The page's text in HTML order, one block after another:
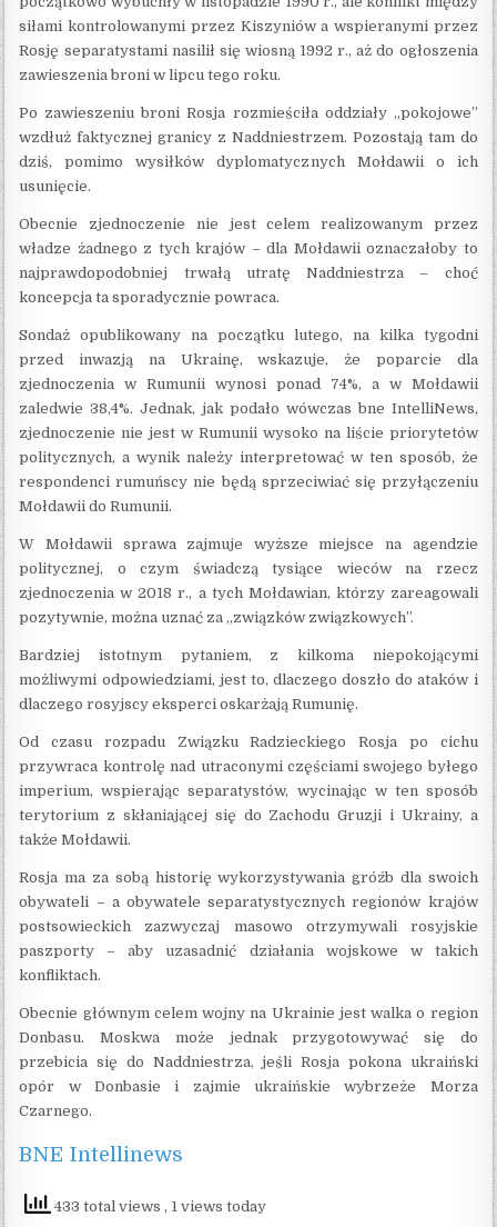
siłami kontrolowanymi przez Kiszyniów a wspieranymi przez
Rosję separatystami nasilił się wiosną 1992 r., aż do ogłoszenia
zawieszenia broni w lipcu tego roku.
Po zawieszeniu broni Rosja rozmieściła oddziały „pokojowe”
wzdłuż faktycznej granicy z Naddniestrzem. Pozostają tam do
dziś, pomimo wysiłków dyplomatycznych Mołdawii o ich
usunięcie.
Obecnie zjednoczenie nie jest celem realizowanym przez
władze żadnego z tych krajów – dla Mołdawii oznaczałoby to
najprawdopodobniej trwałą utratę Naddniestrza – choć
koncepcja ta sporadycznie powraca.
Sondaż opublikowany na początku lutego, na kilka tygodni
przed inwazją na Ukrainę, wskazuje, że poparcie dla
zjednoczenia w Rumunii wynosi ponad 74%, a w Mołdawii
zaledwie 38,4%. Jednak, jak podało wówczas bne IntelliNews,
zjednoczenie nie jest w Rumunii wysoko na liście priorytetów
politycznych, a wynik należy interpretować w ten sposób, że
respondenci rumuńscy nie będą sprzeciwiać się przyłączeniu
Mołdawii do Rumunii.
W Mołdawii sprawa zajmuje wyższe miejsce na agendzie
politycznej, o czym świadczą tysiące wieców na rzecz
zjednoczenia w 2018 r., a tych Mołdawian, którzy zareagowali
pozytywnie, można uznać za „związków związkowych”.
Bardziej istotnym pytaniem, z kilkoma niepokojącymi
możliwymi odpowiedziami, jest to, dlaczego doszło do ataków i
dlaczego rosyjscy eksperci oskarżają Rumunię.
Od czasu rozpadu Związku Radzieckiego Rosja po cichu
przywraca kontrolę nad utraconymi częściami swojego byłego
imperium, wspierając separatystów, wycinając w ten sposób
terytorium z skłaniającej się do Zachodu Gruzji i Ukrainy, a
także Mołdawii.
Rosja ma za sobą historię wykorzystywania gróźb dla swoich
obywateli – a obywatele separatystycznych regionów krajów
postsowieckich zazwyczaj masowo otrzymywali rosyjskie
paszporty – aby uzasadnić działania wojskowe w takich
konfliktach.
Obecnie głównym celem wojny na Ukrainie jest walka o region
Donbasu. Moskwa może jednak przygotowywać się do
przebicia się do Naddniestrza, jeśli Rosja pokona ukraiński
opór w Donbasie i zajmie ukraińskie wybrzeże Morza
Czarnego.
BNE Intellinews
433 total views, 1 views today